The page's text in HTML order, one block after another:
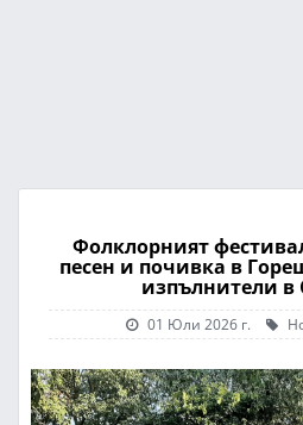
Фолклорният
песен и почивка в
изпълнители
01 Юли 2026 г.